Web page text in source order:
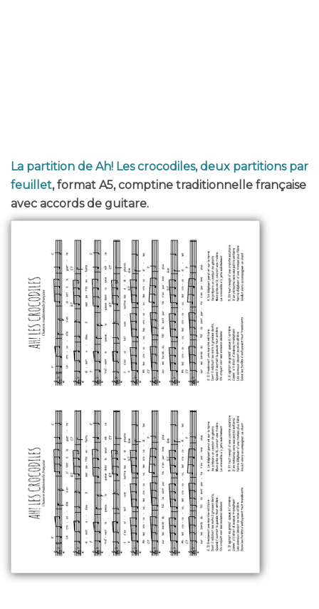
La partition de Ah! Les crocodiles, deux partitions par
feuillet, format A5, comptine traditionnelle française
avec accords de guitare.